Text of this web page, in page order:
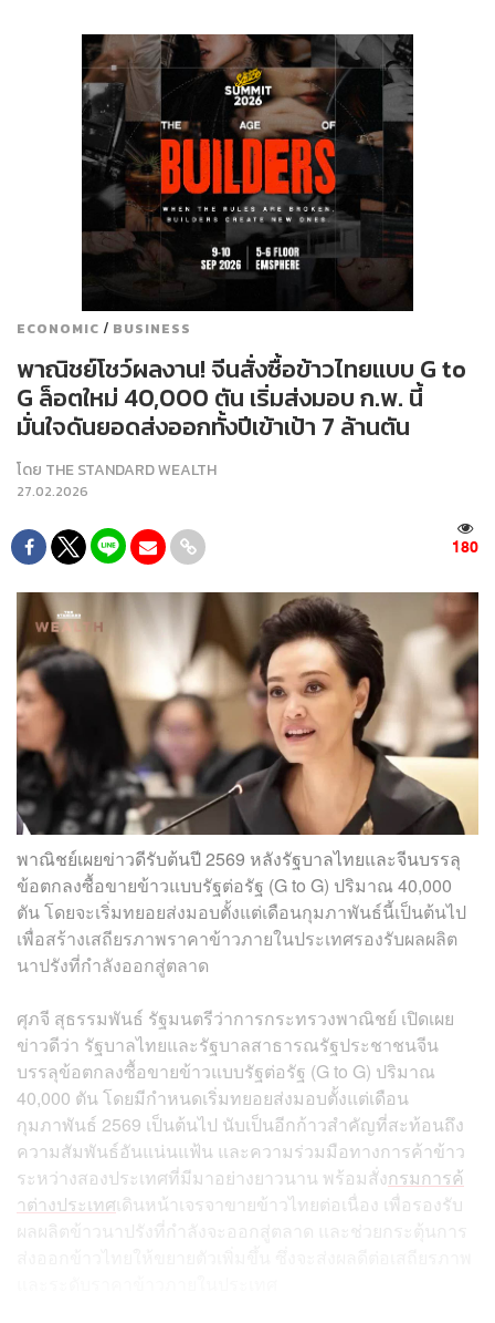
ECONOMIC / BUSINESS
พาณิชย์โชว์ผลงาน! จีนสั่งซื้อข้าวไทยแบบ G to
G ล็อตใหม่ 40,000 ตัน เริ่มส่งมอบ ก.พ. นี้
มั่นใจดันยอดส่งออกทั้งปีเข้าเป้า 7 ล้านตัน
โดย THE STANDARD WEALTH
27.02.2026
180
พาณิชย์เผยข่าวดีรับต้นปี 2569 หลังรัฐบาลไทยและจีนบรรลุ
ข้อตกลงซื้อขายข้าวแบบรัฐต่อรัฐ (G to G) ปริมาณ 40,000
ตัน โดยจะเริ่มทยอยส่งมอบตั้งแต่เดือนกุมภาพันธ์นี้เป็นต้นไป
เพื่อสร้างเสถียรภาพราคาข้าวภายในประเทศรองรับผลผลิต
นาปรังที่กำลังออกสู่ตลาด
ศุภจี สุธรรมพันธ์ รัฐมนตรีว่าการกระทรวงพาณิชย์ เปิดเผย
ข่าวดีว่า รัฐบาลไทยและรัฐบาลสาธารณรัฐประชาชนจีน
บรรลุข้อตกลงซื้อขายข้าวแบบรัฐต่อรัฐ (G to G) ปริมาณ
40,000 ตัน โดยมีกำหนดเริ่มทยอยส่งมอบตั้งแต่เดือน
กุมภาพันธ์ 2569 เป็นต้นไป นับเป็นอีกก้าวสำคัญที่สะท้อนถึง
ความสัมพันธ์อันแน่นแฟ้น และความร่วมมือทางการค้าข้าว
ระหว่างสองประเทศที่มีมาอย่างยาวนาน พร้อมสั่งกรมการค้
าต่างประเทศเดินหน้าเจรจาขายข้าวไทยต่อเนื่อง เพื่อรองรับ
ผลผลิตข้าวนาปรังที่กำลังจะออกสู่ตลาด และช่วยกระตุ้นการ